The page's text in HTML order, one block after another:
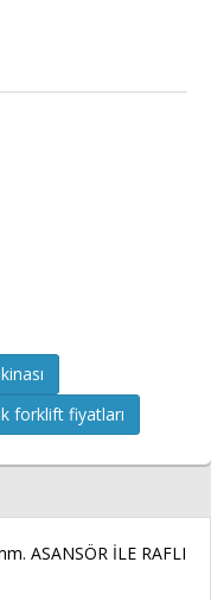
forklift fiyatları
ASANSÖR İLE RAFLI